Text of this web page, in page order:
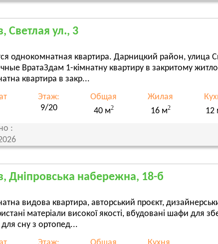
Светлая ул., 3
однокомнатная квартира. Дарницкий район, улица
ВратаЗдам 1-кімнатну квартиру в закритому
квартира в закр...
Этаж:
9/20
Общая
40 м2
Жилая
16 м2
12
:
Дніпровська набережна, 18-б
видова квартира, авторський проєкт,
матеріали високої якості, вбудовані шафи для
для сну з ортопед...